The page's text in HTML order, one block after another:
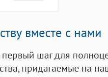
вместе с нами
шаг для
придагаемые на